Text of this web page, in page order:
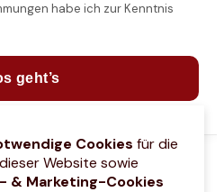
habe ich zur Kenntnis
geht’s
Cookies für die
Website sowie
& Marketing-Cookies